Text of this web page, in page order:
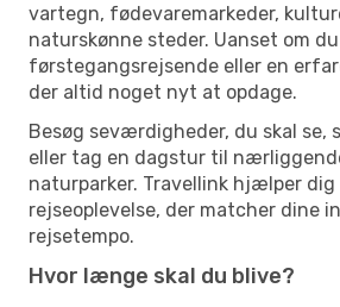
vartegn, fødevaremarkeder,
naturskønne steder. Uanset om
førstegangsrejsende eller en
der altid noget nyt at opdage.
Besøg seværdigheder, du skal se,
eller tag en dagstur til
naturparker. Travellink hjælper dig
rejseoplevelse, der matcher dine
rejsetempo.
Hvor længe skal du blive?